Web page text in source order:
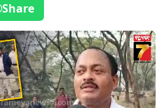
Share